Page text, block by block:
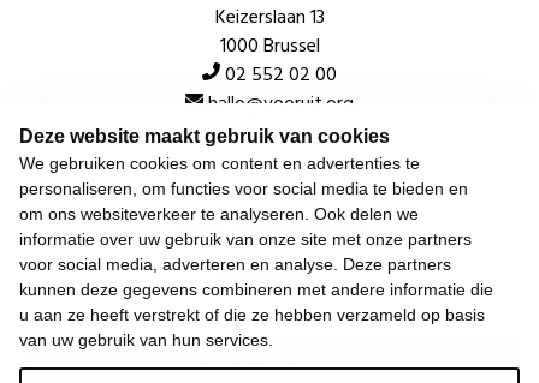
Deze website maakt gebruik van cookies
We gebruiken cookies om content en advertenties te
personaliseren, om functies voor social media te bieden en
om ons websiteverkeer te analyseren. Ook delen we
informatie over uw gebruik van onze site met onze partners
voor social media, adverteren en analyse. Deze partners
kunnen deze gegevens combineren met andere informatie die
u aan ze heeft verstrekt of die ze hebben verzameld op basis
van uw gebruik van hun services.
Keizerslaan 13
1000 Brussel
02 552 02 00
hallo@vooruit.org
Snel
Over de beweging
Algemeen
Laatste nieuws